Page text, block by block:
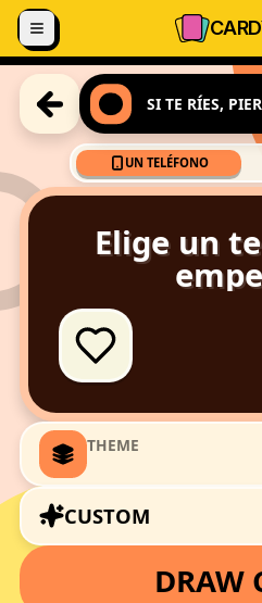
Saltar al contenido
CARD
SI TE RÍES,
UN TELÉFONO
Elige un
THEME
CUSTOM
DRAW